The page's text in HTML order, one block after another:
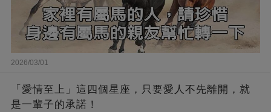
2026/03/01
「愛情至上」這四個星座，只要愛人不先離開，就
是一輩子的承諾！